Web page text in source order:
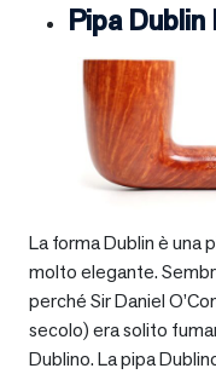
Pipa
La forma Dublin è una
molto elegante.
perché Sir Daniel
secolo) era solito
Dublino. La pipa